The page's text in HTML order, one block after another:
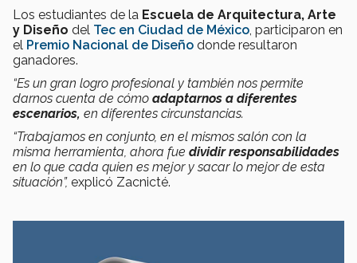
Los estudiantes de la Escuela de Arquitectura, Arte
y Diseño del Tec en Ciudad de México , participaron en
el Premio Nacional de Diseño donde resultaron
ganadores.
“Es un gran logro profesional y también nos permite
darnos cuenta de cómo adaptarnos a diferentes
escenarios, en diferentes circunstancias.
“Trabajamos en conjunto, en el mismos salón con la
misma herramienta, ahora fue dividir responsabilidades
en lo que cada quien es mejor y sacar lo mejor de esta
situación”, explicó Zacnicté.